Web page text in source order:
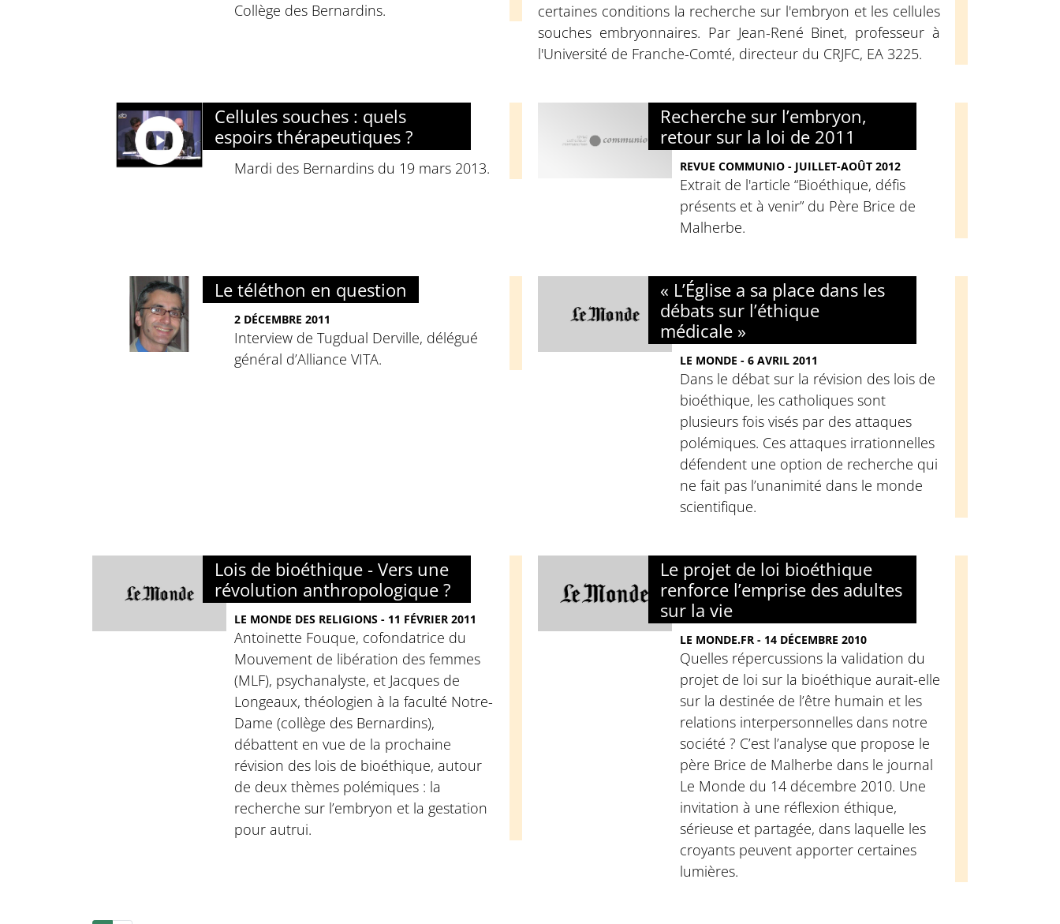
Collège des Bernardins.
certaines conditions la recherche sur l'embryon et les cellules
souches embryonnaires. Par Jean-René Binet, professeur à
l'Université de Franche-Comté, directeur du CRJFC, EA 3225.
Cellules souches : quels
espoirs thérapeutiques ?
Mardi des Bernardins du 19 mars 2013.
Recherche sur l’embryon,
retour sur la loi de 2011
REVUE COMMUNIO - JUILLET-AOÛT 2012
Extrait de l'article “Bioéthique, défis
présents et à venir” du Père Brice de
Malherbe.
Le téléthon en question
2 DÉCEMBRE 2011
Interview de Tugdual Derville, délégué
général d’Alliance VITA.
« L’Église a sa place dans les
débats sur l’éthique
médicale »
LE MONDE - 6 AVRIL 2011
Dans le débat sur la révision des lois de
bioéthique, les catholiques sont
plusieurs fois visés par des attaques
polémiques. Ces attaques irrationnelles
défendent une option de recherche qui
ne fait pas l’unanimité dans le monde
scientifique.
Lois de bioéthique - Vers une
révolution anthropologique ?
LE MONDE DES RELIGIONS - 11 FÉVRIER 2011
Antoinette Fouque, cofondatrice du
Mouvement de libération des femmes
(MLF), psychanalyste, et Jacques de
Longeaux, théologien à la faculté Notre-
Dame (collège des Bernardins),
débattent en vue de la prochaine
révision des lois de bioéthique, autour
de deux thèmes polémiques : la
recherche sur l’embryon et la gestation
pour autrui.
Le projet de loi bioéthique
renforce l’emprise des adultes
sur la vie
LE MONDE.FR - 14 DÉCEMBRE 2010
Quelles répercussions la validation du
projet de loi sur la bioéthique aurait-elle
sur la destinée de l’être humain et les
relations interpersonnelles dans notre
société ? C’est l’analyse que propose le
père Brice de Malherbe dans le journal
Le Monde du 14 décembre 2010. Une
invitation à une réflexion éthique,
sérieuse et partagée, dans laquelle les
croyants peuvent apporter certaines
lumières.